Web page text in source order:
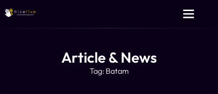
Article & News
Tag: Batam